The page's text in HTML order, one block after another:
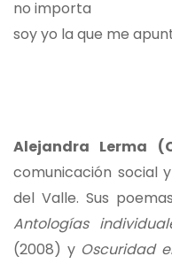
no importa
soy yo la que me
Alejandra Lerma
comunicación social
del Valle. Sus
Antologías
(2008) y Oscuridad